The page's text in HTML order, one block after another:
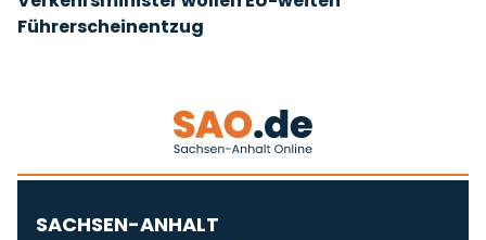
Führerscheinentzug
SACHSEN-ANHALT